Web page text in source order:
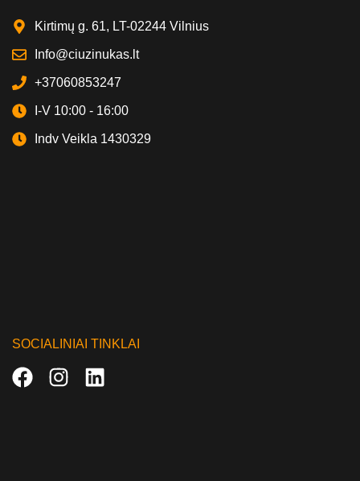
Kirtimų g. 61, LT-02244 Vilnius
Info@ciuzinukas.lt
+37060853247
I-V 10:00 - 16:00
Indv Veikla 1430329
SOCIALINIAI TINKLAI